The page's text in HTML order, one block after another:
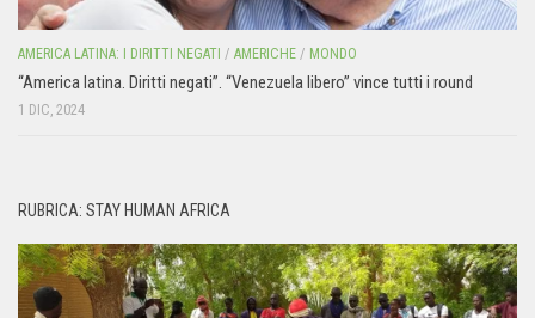
AMERICA LATINA: I DIRITTI NEGATI / AMERICHE / MONDO
“America latina. Diritti negati”. “Venezuela libero” vince tutti i round
1 DIC, 2024
RUBRICA: STAY HUMAN AFRICA